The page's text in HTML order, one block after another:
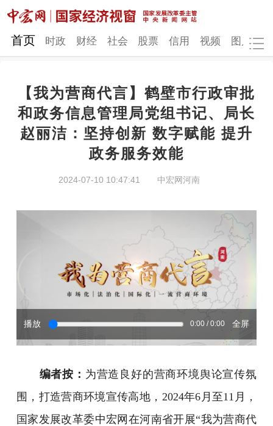
网站地图
时政 财经 社会 股票
信用 视频 图片 品牌
中宏研究 营商环境
首页 时政 财经 社会 股票 信用 视频 图片
【我为营商代言】鹤壁市行政审批
和政务信息管理局党组书记、局长
赵丽洁：坚持创新 数字赋能 提升
政务服务效能
2024-07-10 10:47:41 中宏网河南
播放 0:00 / 0:00 全屏
编者按： 为营造良好的营商环境舆论宣传氛
围，打造营商环境宣传高地，2024年6月至11月，
国家发展改革委中宏网在河南省开展“我为营商代